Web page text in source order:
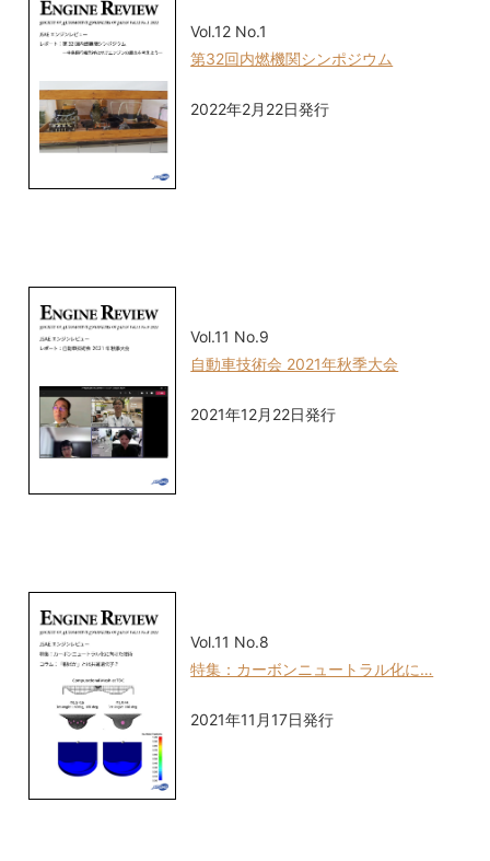
Vol.12 No.1
第32回内燃機関シンポジウム
2022年2月22日発行
Vol.11 No.9
自動車技術会 2021年秋季大会
2021年12月22日発行
Vol.11 No.8
特集：カーボンニュートラル化に…
2021年11月17日発行